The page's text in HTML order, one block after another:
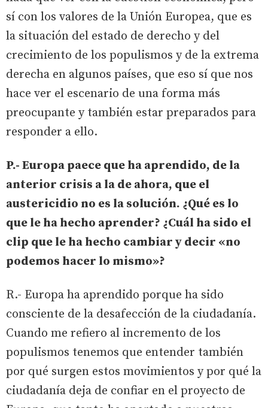
sí con los valores de la Unión Europea, que es
la situación del estado de derecho y del
crecimiento de los populismos y de la extrema
derecha en algunos países, que eso sí que nos
hace ver el escenario de una forma más
preocupante y también estar preparados para
responder a ello.
P.- Europa paece que ha aprendido, de la
anterior crisis a la de ahora, que el
austericidio no es la solución. ¿Qué es lo
que le ha hecho aprender? ¿Cuál ha sido el
clip que le ha hecho cambiar y decir «no
podemos hacer lo mismo»?
R.- Europa ha aprendido porque ha sido
consciente de la desafección de la ciudadanía.
Cuando me refiero al incremento de los
populismos tenemos que entender también
por qué surgen estos movimientos y por qué la
ciudadanía deja de confiar en el proyecto de